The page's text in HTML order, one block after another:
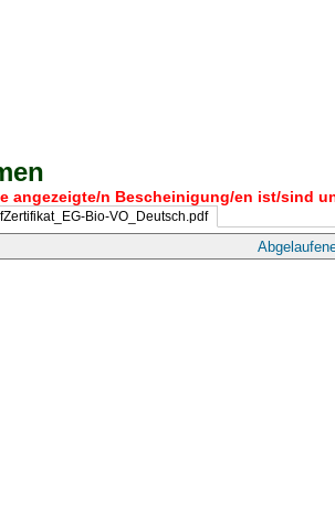
angezeigte/n Bescheinigung/en ist/sind
Bio-VO_Deutsch.pdf